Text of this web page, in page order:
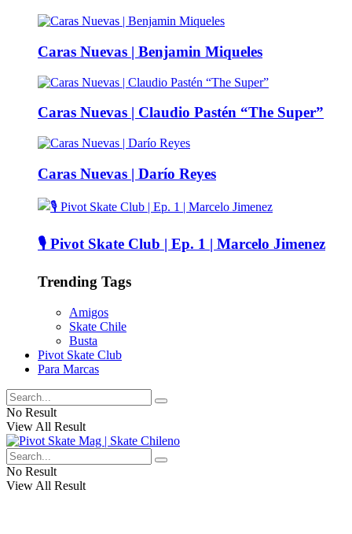
Caras Nuevas | Benjamin Miqueles
Caras Nuevas | Claudio Pastén “The Super”
Caras Nuevas | Darío Reyes
🎙️ Pivot Skate Club | Ep. 1 | Marcelo Jimenez
Trending Tags
Amigos
Skate Chile
Busta
Pivot Skate Club
Para Marcas
No Result
View All Result
No Result
View All Result